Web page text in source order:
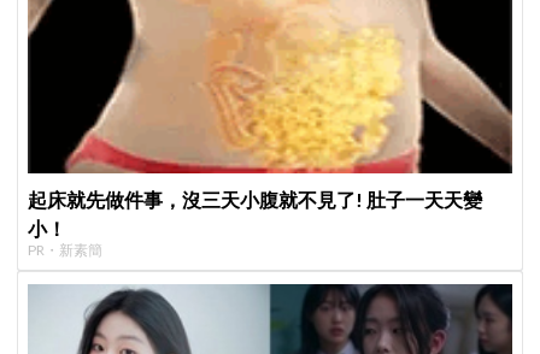
起床就先做件事，沒三天小腹就不見了! 肚子一天天變
小！
PR・新素簡